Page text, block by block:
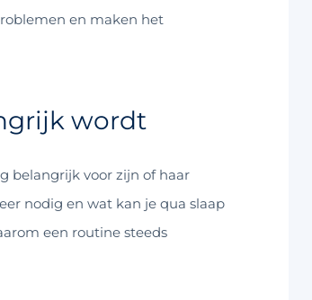
en maken het
wordt
belangrijk voor zijn of haar
nodig en wat kan je qua slaap
een routine steeds